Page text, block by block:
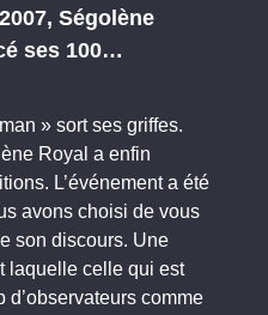
Ségolène
ses 100…
» sort ses griffes.
Royal a enfin
L’événement a été
avons choisi de vous
son discours. Une
laquelle celle qui est
comme